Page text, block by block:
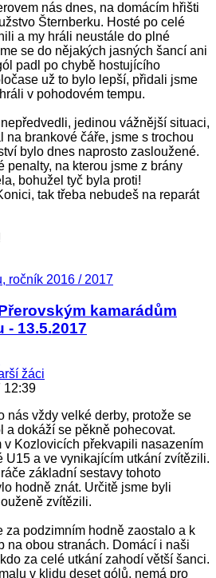
nás dnes, na domácím hřišti
Šternberku. Hosté po celé
a my hráli neustále do plné
se do nějakých jasných šancí ani
padl po chybě hostujícího
už to bylo lepší, přidali jsme
v pohodovém tempu.
jedinou vážnější situaci,
na brankové čáře, jsme s trochou
bylo dnes naprosto zasloužené.
penalty, na kterou jsme z brány
bohužel tyč byla proti!
tak třeba nebudeš na reparát
kamarádům
- 13.5.2017
žáci
12:39
nás vždy velké derby, protože se
a dokáží se pěkně pohecovat.
v Kozlovicích překvapili nasazením
U15 a ve vynikajícím utkání zvítězili.
základní sestavy tohoto
hodně znát. Určitě jsme byli
zvítězili.
za podzimním hodně zaostalo a k
na obou stranách. Domácí i naši
za celé utkání zahodí větší šanci.
v klidu deset gólů, nemá pro